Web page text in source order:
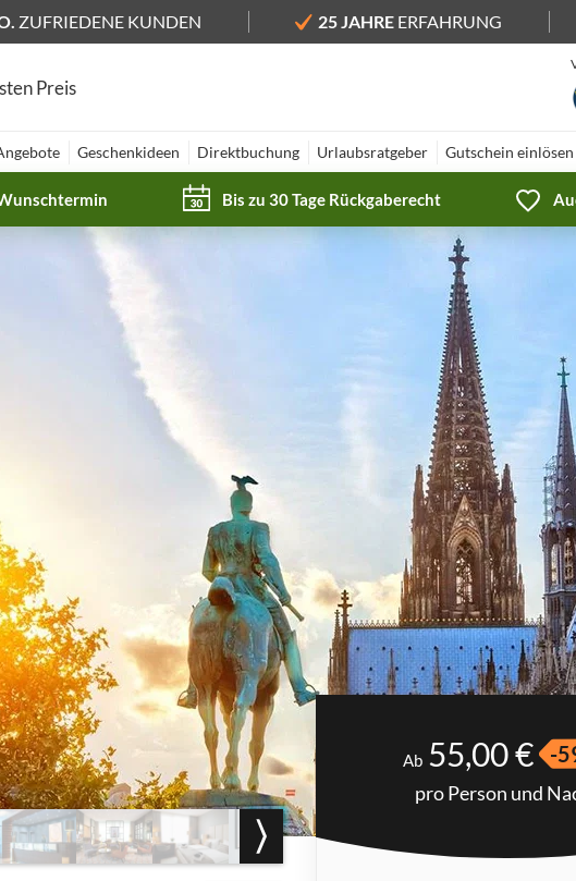
ZUFRIEDENE KUNDEN 25 JAHREERFAHRUNG
Preis
Geschenkideen Direktbuchung Urlaubsratgeber Gutschein einlösen
Bis zu 30 Tage Rückgaberecht
Ab 55,00 € -
pro Person und